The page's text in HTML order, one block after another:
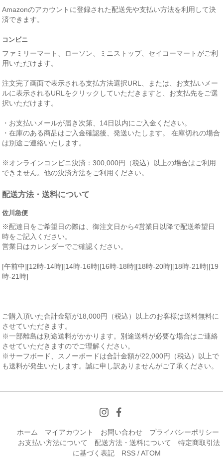
Amazonのアカウントに登録された配送先や支払い方法を利用して決
済できます。
コンビニ
ファミリーマート、ローソン、ミニストップ、セイコーマートがご利
用いただけます。
注文完了画面で表示される支払方法選択URL、または、お支払いメー
ルに表示されるURLをクリックしていただきますと、お支払先をご選
択いただけます。
・お支払いメールが届き次第、14日以内にご入金ください。
・在庫のある商品はご入金確認後、発送いたします。 在庫切れの場合
は別途ご連絡いたします。
※オンラインコンビニ決済：300,000円（税込）以上の場合はご利用
できません。他の決済方法をご利用ください。
配送方法・送料について
佐川急便
※配達日をご希望日の際は、御注文日から4営業日以降で配送希望日
時をご記入ください。
営業日はカレンダーでご確認ください。
[午前中][12時-14時][14時-16時][16時-18時][18時-20時][18時-21時][19
時-21時]
ご購入頂いた合計金額が18,000円（税込）以上のお客様は送料無料に
させていただきます。
※一部離島は別途送料がかかります。別途送料が必要な場合はご連絡
させていただきますのでご理解ください。
※サーフボード、スノーボードは合計金額が22,000円（税込）以上で
も送料が発生いたします。誠に申し訳ありませんがご了承ください。
ホーム マイアカウント お問い合わせ
プライバシーポリシー
お支払い方法について
配送方法・送料について
特定商取引法
に基づく表記
RSS/ATOM